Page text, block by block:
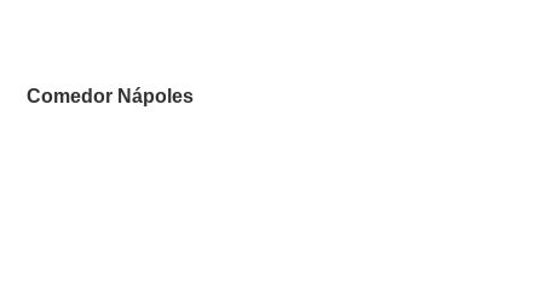
Comedor Nápoles